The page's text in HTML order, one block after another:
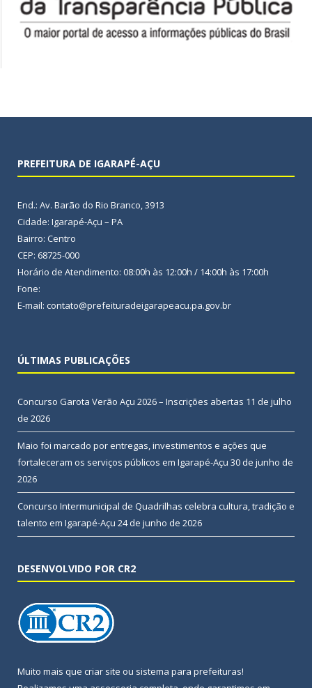
PREFEITURA DE IGARAPÉ-AÇU
End.: Av. Barão do Rio Branco, 3913
Cidade: Igarapé-Açu – PA
Bairro: Centro
CEP: 68725-000
Horário de Atendimento: 08:00h às 12:00h / 14:00h às 17:00h
Fone:
E-mail: contato@prefeituradeigarapeacu.pa.gov.br
ÚLTIMAS PUBLICAÇÕES
Concurso Garota Verão Açu 2026 – Inscrições abertas 11 de julho
de 2026
Maio foi marcado por entregas, investimentos e ações que
fortaleceram os serviços públicos em Igarapé-Açu 30 de junho de
2026
Concurso Intermunicipal de Quadrilhas celebra cultura, tradição e
talento em Igarapé-Açu 24 de junho de 2026
DESENVOLVIDO POR CR2
Muito mais que criar site ou sistema para prefeituras!